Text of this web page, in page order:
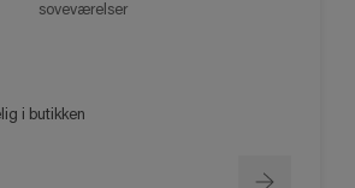
soveværelser
i butikken